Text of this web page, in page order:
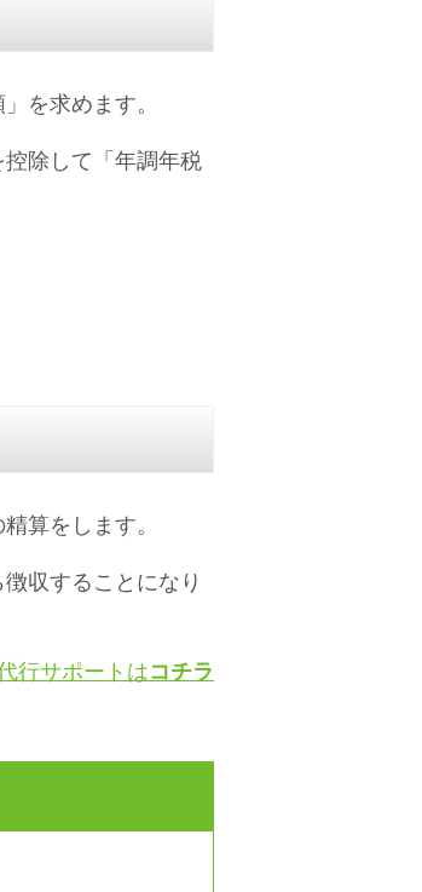
を求めます。
除して「年調年税
算をします。
収することになり
行サポートはコチラ